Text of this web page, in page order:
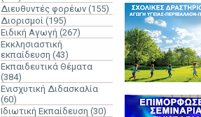
Διευθυντές φορέων (155)
Διορισμοί (195)
Ειδική Αγωγή (267)
Εκκλησιαστική
εκπαίδευση (43)
Εκπαιδευτικά Θέματα
(384)
Ενισχυτική Διδασκαλία
(60)
Ιδιωτική Εκπαίδευση (30)